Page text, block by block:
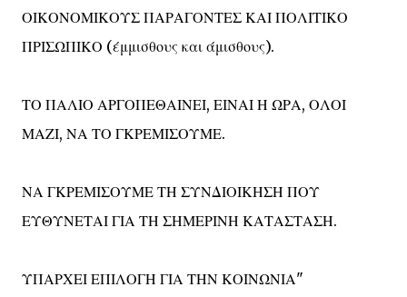
ΟΙΚΟΝΟΜΙΚΟΥΣ ΠΑΡΑΓΟΝΤΕΣ ΚΑΙ ΠΟΛΙΤΙΚΟ
ΠΡΙΣΩΠΙΚΟ (έμμισθους και άμισθους).
ΤΟ ΠΑΛΙΟ ΑΡΓΟΠΕΘΑΙΝΕΙ, ΕΙΝΑΙ Η ΩΡΑ, ΟΛΟΙ
ΜΑΖΙ, ΝΑ ΤΟ ΓΚΡΕΜΙΣΟΥΜΕ.
ΝΑ ΓΚΡΕΜΙΣΟΥΜΕ ΤΗ ΣΥΝΔΙΟΙΚΗΣΗ ΠΟΥ
ΕΥΘΥΝΕΤΑΙ ΓΙΑ ΤΗ ΣΗΜΕΡΙΝΗ ΚΑΤΑΣΤΑΣΗ.
ΥΠΑΡΧΕΙ ΕΠΙΛΟΓΗ ΓΙΑ ΤΗΝ ΚΟΙΝΩΝΙΑ"